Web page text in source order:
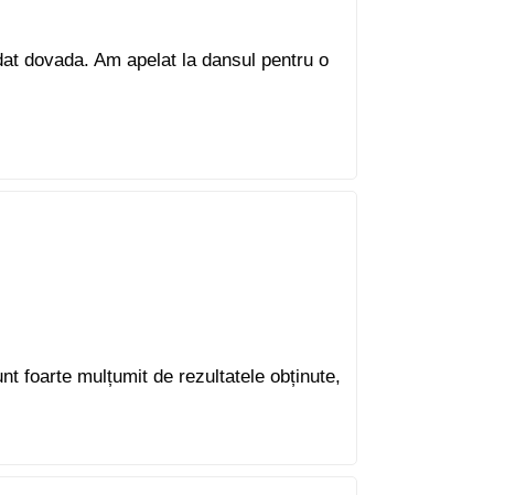
dovada. Am apelat la dansul pentru o
foarte mulțumit de rezultatele obținute,